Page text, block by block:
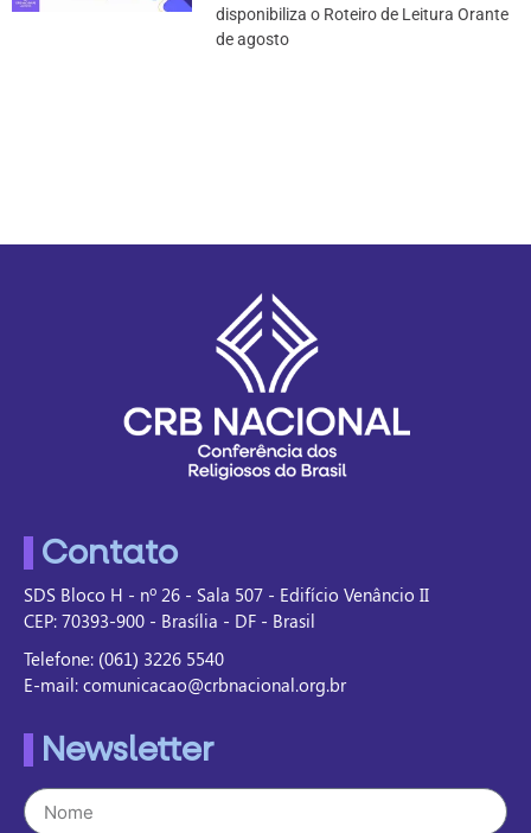
disponibiliza o Roteiro de Leitura Orante
de agosto
Contato
SDS Bloco H - nº 26 - Sala 507 - Edifício Venâncio II
CEP: 70393-900 - Brasília - DF - Brasil
Telefone: (061) 3226 5540
E-mail: comunicacao@crbnacional.org.br
Newsletter